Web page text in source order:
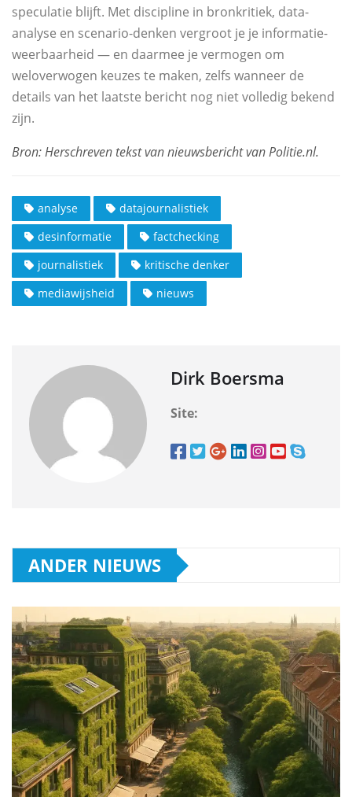
speculatie blijft. Met discipline in bronkritiek, data-
analyse en scenario-denken vergroot je je informatie-
weerbaarheid — en daarmee je vermogen om
weloverwogen keuzes te maken, zelfs wanneer de
details van het laatste bericht nog niet volledig bekend
zijn.
analyse
datajournalistiek
desinformatie
factchecking
journalistiek
kritische denker
mediawijsheid
nieuws
Dirk Boersma
Site:
ANDER NIEUWS